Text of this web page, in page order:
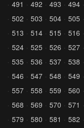
491 492 493 494
502
503 504 505
513
514 515 516
524
525 526 527
535
536 537 538
546
547 548 549
557
558 559 560
568
569 570 571
579
580 581 582